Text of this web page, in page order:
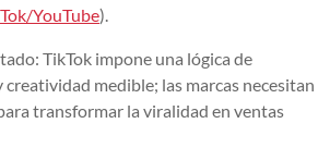
YouTube).
TikTok impone una lógica de
medible; las marcas necesitan
transformar la viralidad en ventas